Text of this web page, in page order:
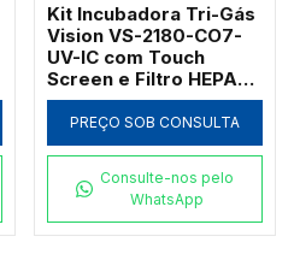
Kit Incubadora Tri-Gás
Vision VS-2180-CO7-
UV-IC com Touch
Screen e Filtro HEPA
180L
PREÇO SOB CONSULTA
Consulte-nos pelo
WhatsApp